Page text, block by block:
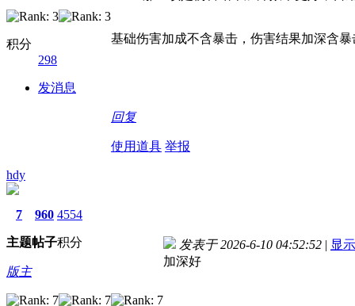
积分
298
发消息
基础伤害加成不含暴击，伤害结果加深含
回复
使用道具 举报
hdy
7
主题
960
帖子
4554
积分
版主
发表于 2026-6-10 04:52:52 | 显
加深好